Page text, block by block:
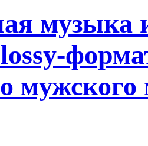
музыка